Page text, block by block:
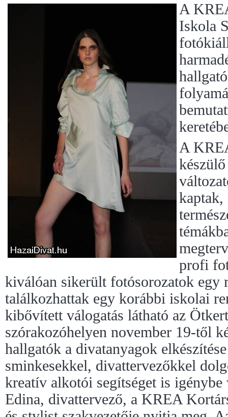
A
Iskola
A
kaptak,
profi
kiválóan sikerült fotósorozatok egy
találkozhattak egy korábbi iskolai
kibővített válogatás látható az
szórakozóhelyen november 19-től
hallgatók a divatanyagok
sminkesekkel, divattervezőkkel
kreatív alkotói segítséget is
Edina, divattervező, a KREA